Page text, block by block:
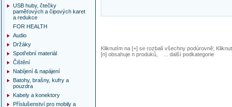
Kliknutím na [+] se rozbalí všechny podúrovně;
[n] obsahuje n produků, ... další podkategorie
USB huby, čtečky
paměťových a čipových karet
a redukce
FOR HEALTH
Audio
Držáky
Spotřební materiál
Čištění
Nabíjení & napájení
Batohy, brašny, kufry a
pouzdra
Kabely a konektory
Příslušenství pro mobily a